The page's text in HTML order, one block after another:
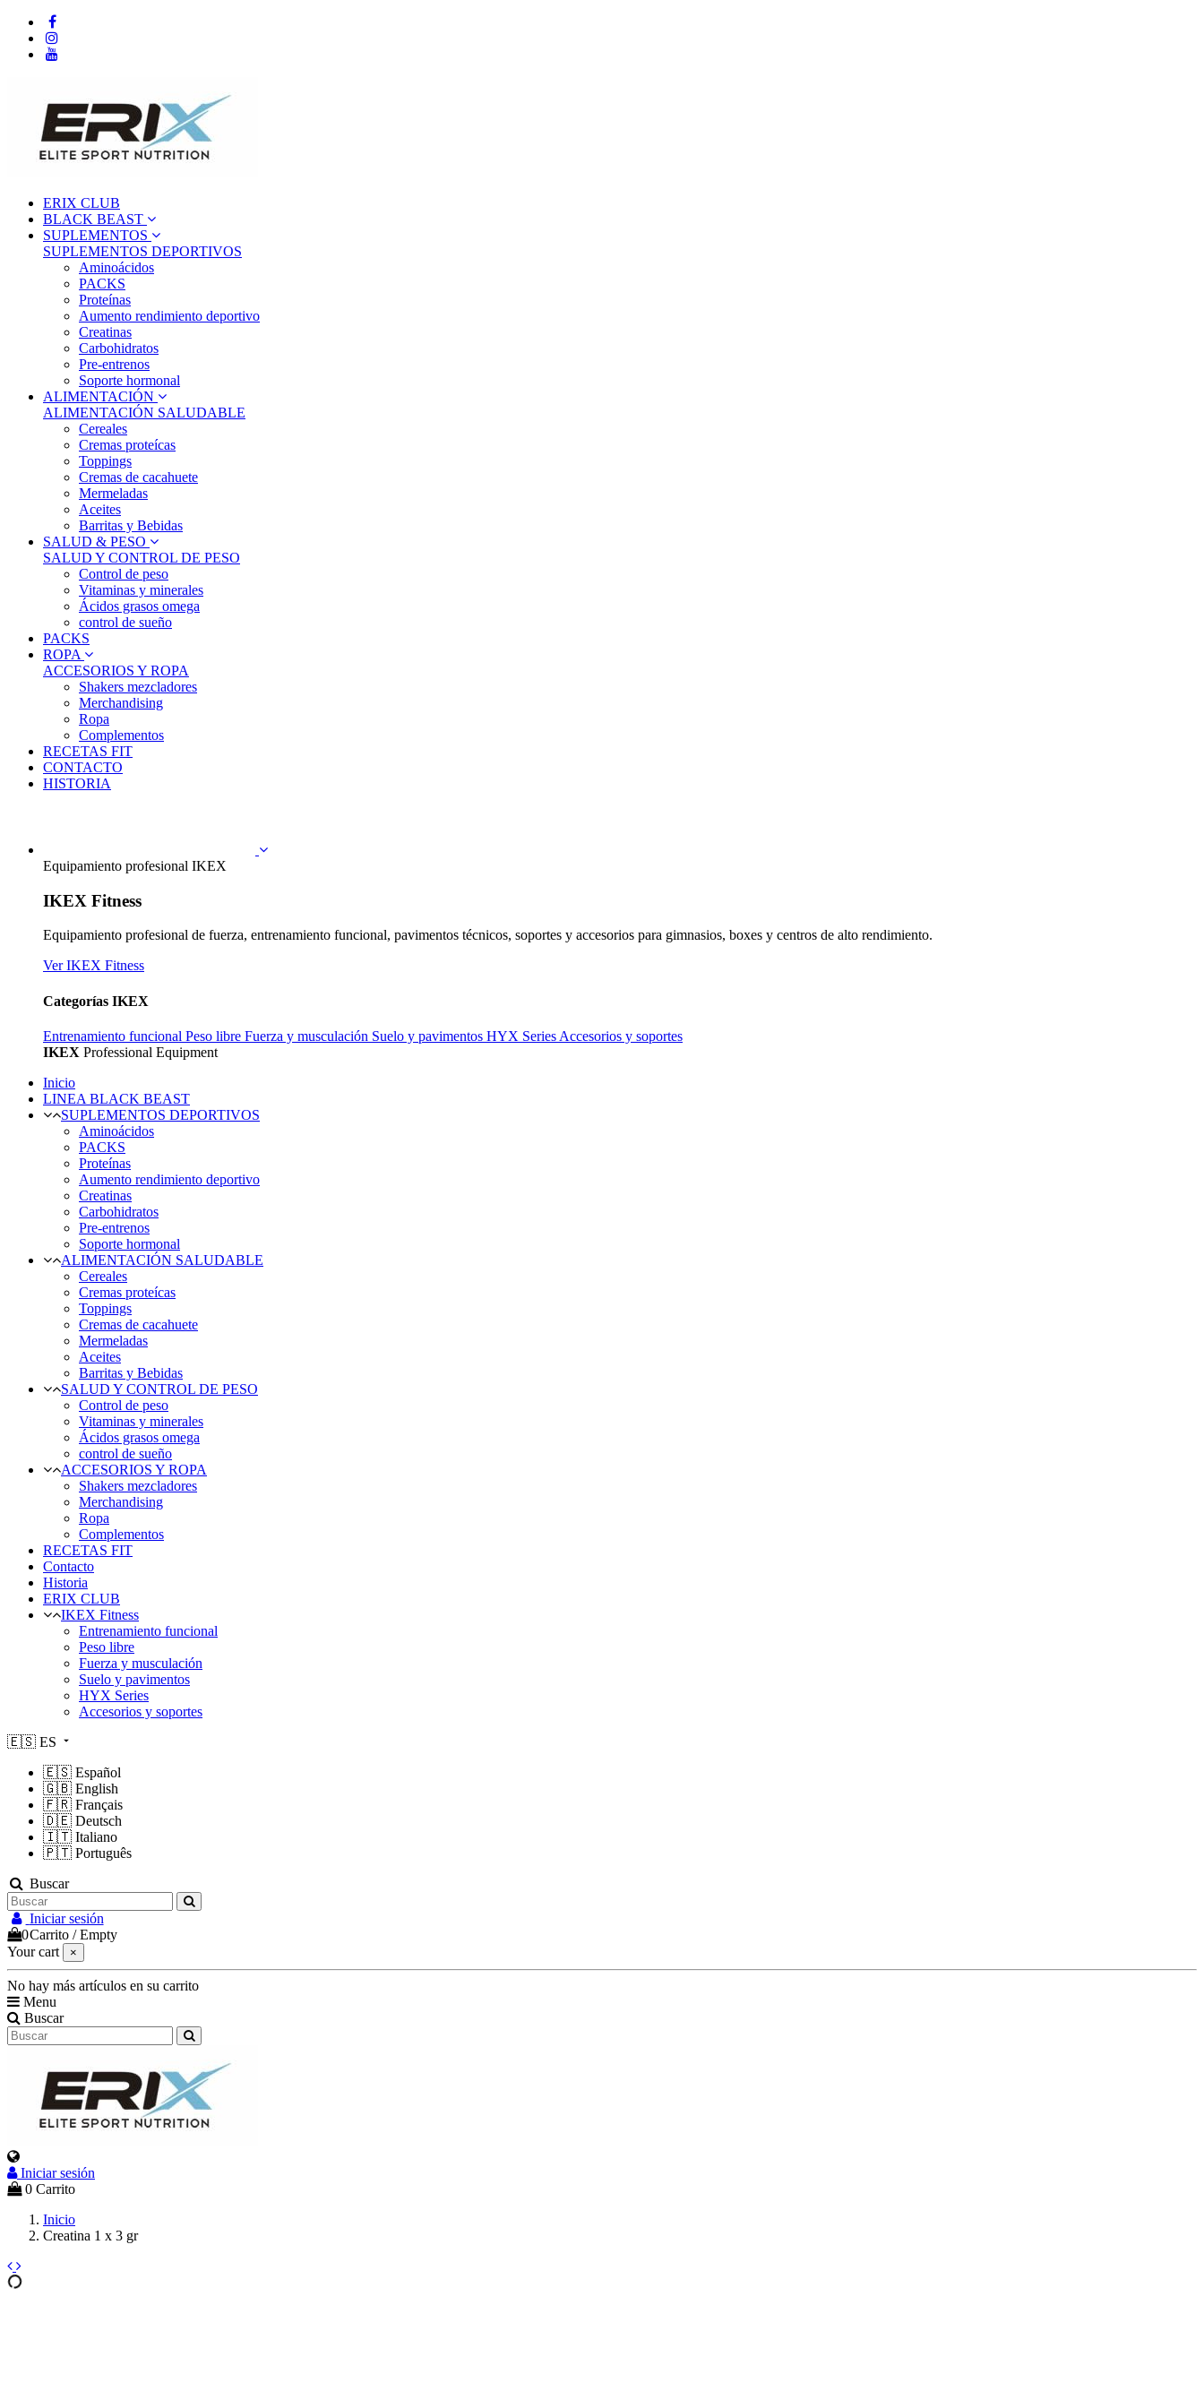
ERIX CLUB
BLACK BEAST
SUPLEMENTOS
SUPLEMENTOS DEPORTIVOS
Aminoácidos
PACKS
Proteínas
Aumento rendimiento deportivo
Creatinas
Carbohidratos
Pre-entrenos
Soporte hormonal
ALIMENTACIÓN
ALIMENTACIÓN SALUDABLE
Cereales
Cremas proteícas
Toppings
Cremas de cacahuete
Mermeladas
Aceites
Barritas y Bebidas
SALUD & PESO
SALUD Y CONTROL DE PESO
Control de peso
Vitaminas y minerales
Ácidos grasos omega
control de sueño
PACKS
ROPA
ACCESORIOS Y ROPA
Shakers mezcladores
Merchandising
Ropa
Complementos
RECETAS FIT
CONTACTO
HISTORIA
Equipamiento profesional IKEX
IKEX Fitness
Equipamiento profesional de fuerza, entrenamiento funcional, pavimentos técnicos, soportes y accesorios para gimnasios, boxes y centros de alto rendimiento.
Ver IKEX Fitness
Categorías IKEX
Entrenamiento funcional Peso libre Fuerza y musculación Suelo y pavimentos HYX Series Accesorios y soportes
IKEX Professional Equipment
Inicio
LINEA BLACK BEAST
SUPLEMENTOS DEPORTIVOS
Aminoácidos
PACKS
Proteínas
Aumento rendimiento deportivo
Creatinas
Carbohidratos
Pre-entrenos
Soporte hormonal
ALIMENTACIÓN SALUDABLE
Cereales
Cremas proteícas
Toppings
Cremas de cacahuete
Mermeladas
Aceites
Barritas y Bebidas
SALUD Y CONTROL DE PESO
Control de peso
Vitaminas y minerales
Ácidos grasos omega
control de sueño
ACCESORIOS Y ROPA
Shakers mezcladores
Merchandising
Ropa
Complementos
RECETAS FIT
Contacto
Historia
ERIX CLUB
IKEX Fitness
Entrenamiento funcional
Peso libre
Fuerza y musculación
Suelo y pavimentos
HYX Series
Accesorios y soportes
🇪🇸 ES
🇪🇸 Español
🇬🇧 English
🇫🇷 Français
🇩🇪 Deutsch
🇮🇹 Italiano
🇵🇹 Português
Buscar
Iniciar sesión
0Carrito /Empty
Your cart
×
No hay más artículos en su carrito
Menu
Buscar
Iniciar sesión
0 Carrito
Inicio
Creatina 1 x 3 gr